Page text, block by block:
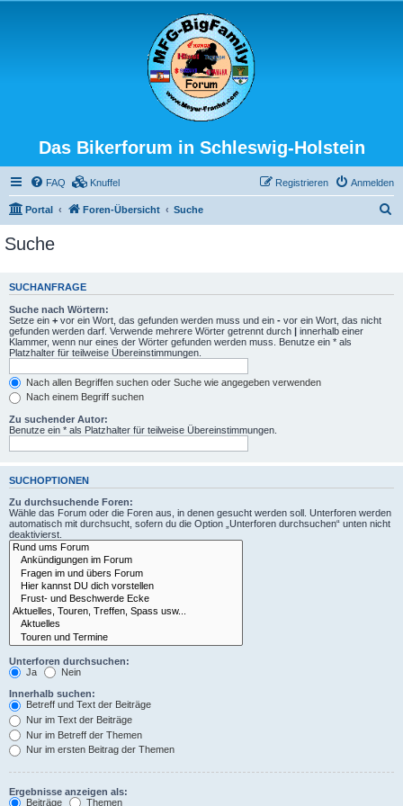
Das Bikerforum in Schleswig-Holstein
FAQ Knuffel Anmelden
Registrieren
Portal Foren-Übersicht Suche
e
Suche
SUCHANFRAGE
Suche nach Wörtern:
Setze ein + vor ein Wort, das gefunden werden muss und ein - vor ein Wort, das nicht
gefunden werden darf. Verwende mehrere Wörter getrennt durch | innerhalb einer
Klammer, wenn nur eines der Wörter gefunden werden muss. Benutze ein * als
Platzhalter für teilweise Übereinstimmungen.
Nach allen Begriffen suchen oder Suche wie angegeben verwenden
Nach einem Begriff suchen
Zu suchender Autor:
Benutze ein * als Platzhalter für teilweise Übereinstimmungen.
SUCHOPTIONEN
Zu durchsuchende Foren:
Wähle das Forum oder die Foren aus, in denen gesucht werden soll. Unterforen werden
automatisch mit durchsucht, sofern du die Option „Unterforen durchsuchen“ unten nicht
deaktivierst.
Unterforen durchsuchen:
Ja
Nein
Innerhalb suchen:
Betreff und Text der Beiträge
Nur im Text der Beiträge
Nur im Betreff der Themen
Nur im ersten Beitrag der Themen
Ergebnisse anzeigen als:
Beiträge
Themen